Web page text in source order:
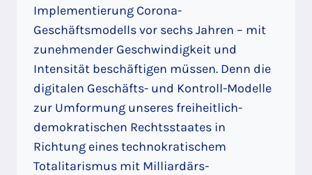
Implementierung Corona-
Geschäftsmodells vor sechs Jahren – mit
zunehmender Geschwindigkeit und
Intensität beschäftigen müssen. Denn die
digitalen Geschäfts- und Kontroll-Modelle
zur Umformung unseres freiheitlich-
demokratischen Rechtsstaates in
Richtung eines technokratischem
Totalitarismus mit Milliardärs-